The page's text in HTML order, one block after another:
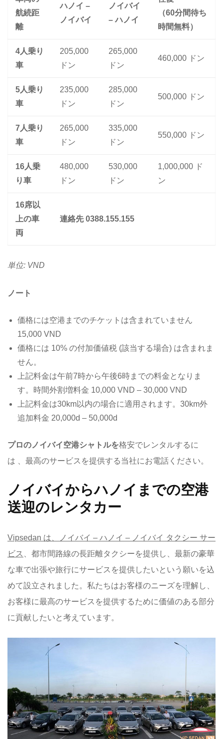
航続距
離
ハノイ –
ノイバイ
ノイバイ
– ハノイ
（60分間待ち
時間無料）
4人乗り
車
205,000
ドン
265,000
ドン
460,000 ドン
5人乗り
車
235,000
ドン
285,000
ドン
500,000 ドン
7人乗り
車
265,000
ドン
335,000
ドン
550,000 ドン
16人乗
り車
480,000
ドン
530,000
ドン
1,000,000 ド
ン
16席以
上の車
両
連絡先 0388.155.155
単位: VND
ノート
価格には空港までのチケットは含まれていません
15,000 VND
価格には 10% の付加価値税 (該当する場合) は含まれま
せん。
上記料金は午前7時から午後6時までの料金となりま
す。時間外割増料金 10,000 VND – 30,000 VND
上記料金は30km以内の場合に適用されます。30km外
追加料金 20,000d – 50,000d
プロのノイバイ空港シャトルを格安でレンタルするに
は 、最高のサービスを提供する当社にお電話ください。
ノイバイからハノイまでの空港
送迎のレンタカー
Vipsedan は、ノイバイ – ハノイ – ノイバイ タクシー サー
ビス
、都市間路線の長距離タクシーを提供し、最新の豪華
な車で出張や旅行にサービスを提供したいという願いを込
めて設立されました。私たちはお客様のニーズを理解し、
お客様に最高のサービスを提供するために価値のある部分
に貢献したいと考えています。